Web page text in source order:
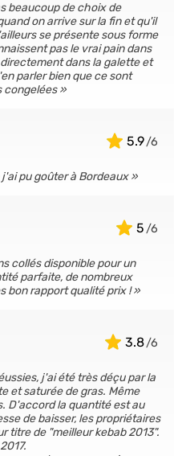
beaucoup de choix de
on arrive sur la fin et qu'il
se présente sous forme
pas le vrai pain dans
dans la galette et
parler bien que ce sont
congelées
5.9
pu goûter à Bordeaux
5
collés disponible pour un
parfaite, de nombreux
bon rapport qualité prix !
3.8
j'ai été très déçu par la
et saturée de gras. Même
D'accord la quantité est au
de baisser, les propriétaires
titre de "meilleur kebab 2013".